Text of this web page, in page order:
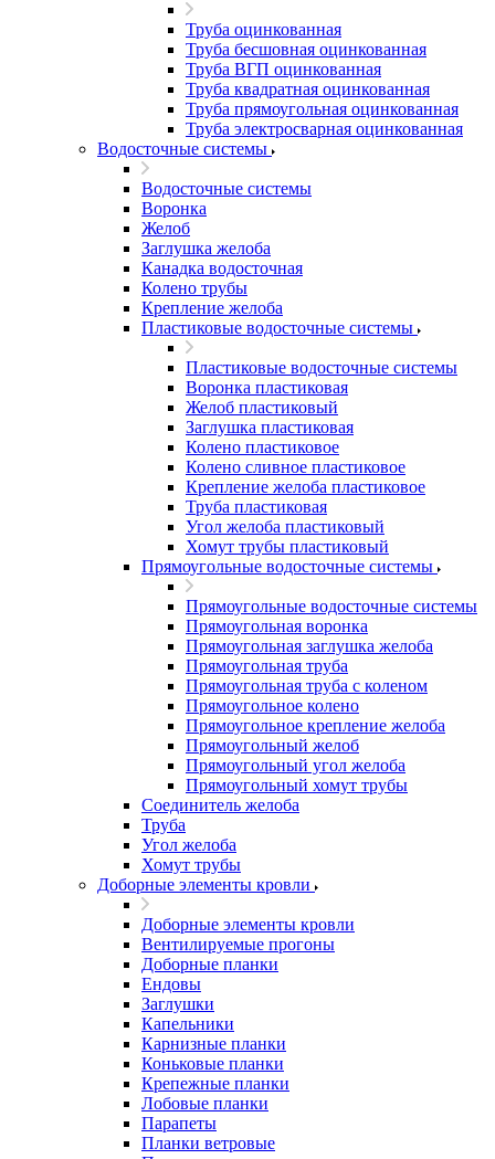
Труба оцинкованная
Труба бесшовная оцинкованная
Труба ВГП оцинкованная
Труба квадратная оцинкованная
Труба прямоугольная оцинкованная
Труба электросварная оцинкованная
Водосточные системы
Водосточные системы
Воронка
Желоб
Заглушка желоба
Канадка водосточная
Колено трубы
Крепление желоба
Пластиковые водосточные системы
Пластиковые водосточные системы
Воронка пластиковая
Желоб пластиковый
Заглушка пластиковая
Колено пластиковое
Колено сливное пластиковое
Крепление желоба пластиковое
Труба пластиковая
Угол желоба пластиковый
Хомут трубы пластиковый
Прямоугольные водосточные системы
Прямоугольные водосточные системы
Прямоугольная воронка
Прямоугольная заглушка желоба
Прямоугольная труба
Прямоугольная труба c коленом
Прямоугольное колено
Прямоугольное крепление желоба
Прямоугольный желоб
Прямоугольный угол желоба
Прямоугольный хомут трубы
Соединитель желоба
Труба
Угол желоба
Хомут трубы
Доборные элементы кровли
Доборные элементы кровли
Вентилируемые прогоны
Доборные планки
Ендовы
Заглушки
Капельники
Карнизные планки
Коньковые планки
Крепежные планки
Лобовые планки
Парапеты
Планки ветровые